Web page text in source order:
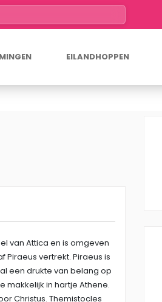
EILANDHOPPEN
van Attica en is omgeven
vertrekt. Piraeus is
een drukte van belang op
makkelijk in hartje Athene.
Christus. Themistocles